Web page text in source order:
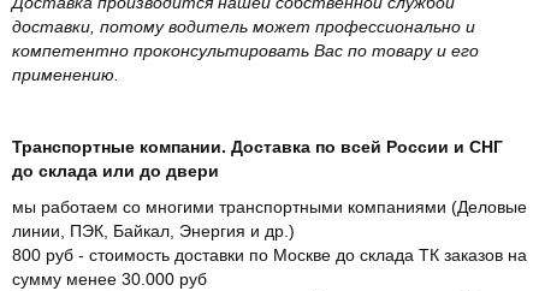
доставки, потому водитель может профессионально и
компетентно проконсультировать Вас по товару и его
применению.
Транспортные компании. Доставка по всей России и СНГ
до склада или до двери
мы работаем со многими транспортными компаниями (Деловые
линии, ПЭК, Байкал, Энергия и др.)
800 руб - стоимость доставки по Москве до склада ТК заказов на
сумму менее 30.000 руб